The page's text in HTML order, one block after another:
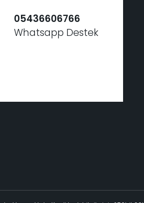
05436606766
Whatsapp Destek